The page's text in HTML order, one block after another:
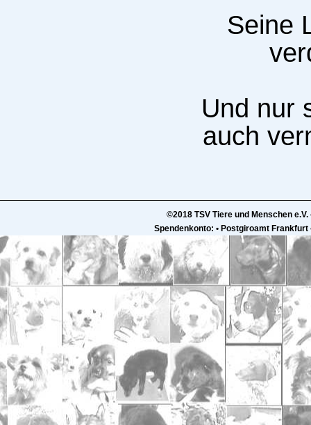
Seine
Und nur
auch
©2018 TSV Tiere und Menschen
Spendenkonto: • Postgiroamt Frankfurt